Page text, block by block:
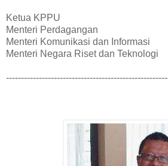
Ketua KPPU
Menteri Perdagangan
Menteri Komunikasi dan Informasi
Menteri Negara Riset dan Teknologi